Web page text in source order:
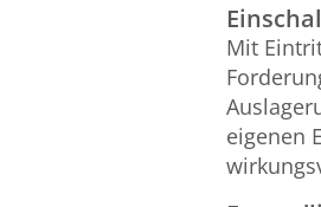
Mit
eigenen